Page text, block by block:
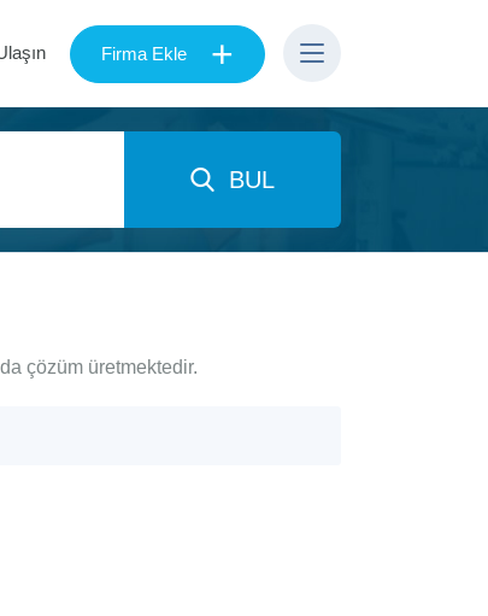
Firma Ekle +
BUL
çözüm üretmektedir.